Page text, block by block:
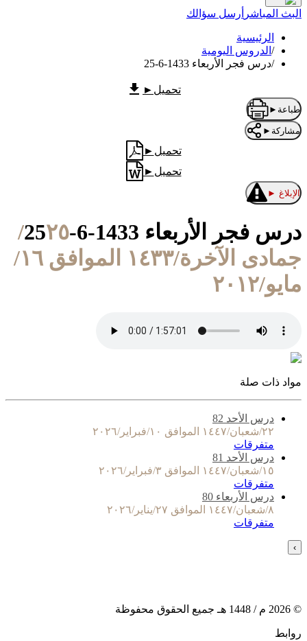
البث المباشر أرسل سؤالك
الرئيسية
/ الدروس اليومية
/درس فجر الأربعاء 1433-6-25
تحميل ►
طباعة ►
مشاركة ►
تحميل ►
تحميل ►
الإبلاغ ►
درس فجر الأربعاء 1433-6-25
٢٥/
جمادى الآخرة/١٤٣٣ الموافق ١٦/
مايو/٢٠١٢
مواد ذات صلة
درس الأحد 82
٢٢/شعبان/١٤٤٧ الموافق ١٠/فبراير/٢٠٢٦
متفرقات
درس الأحد 81
١٥/شعبان/١٤٤٧ الموافق ٣/فبراير/٢٠٢٦
متفرقات
درس الأربعاء 80
٨/شعبان/١٤٤٧ الموافق ٢٧/يناير/٢٠٢٦
متفرقات
›
©
2026 م / 1448 هـ جميع الحقوق محفوظة
روابط